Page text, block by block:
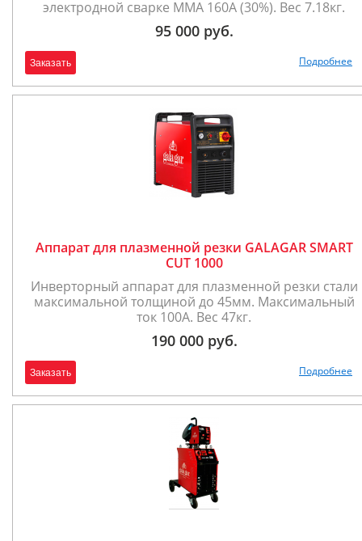
электродной сварке ММА 160А (30%). Вес 7.18кг.
95 000 руб.
Заказать Подробнее
Аппарат для плазменной резки GALAGAR SMART
CUT 1000
Инверторный аппарат для плазменной резки стали
максимальной толщиной до 45мм. Максимальный
ток 100А. Вес 47кг.
190 000 руб.
Заказать Подробнее